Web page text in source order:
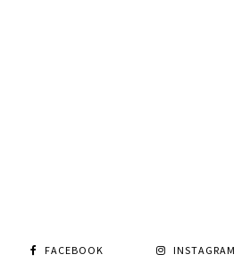
FACEBOOK INSTAGRAM